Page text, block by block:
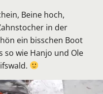
Beine hoch,
in der
ein bisschen Boot
so wie Hanjo und Ole